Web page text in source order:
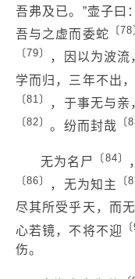
吾弗及已。”壶子曰
吾与之虚而委蛇 〔78
〔79〕
，因以为波流
学而归，三年不出
〔81〕 ，于事无与亲
〔82〕 。纷而封哉 〔
无为名尸 〔84〕
〔86〕 ，无为知主 〔
尽其所受乎天，而
心若镜，不将不迎
伤。